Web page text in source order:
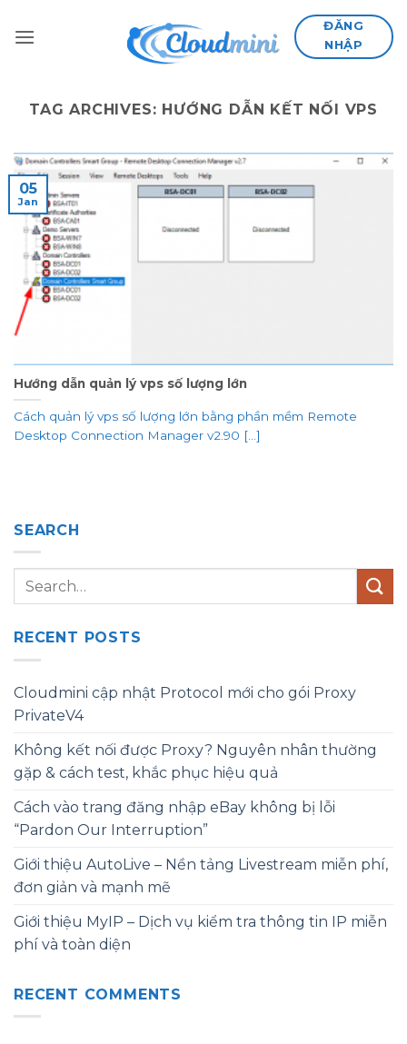
ĐĂNG
NHẬP
TAG ARCHIVES: HƯỚNG DẪN KẾT NỐI VPS
Hướng dẫn quản lý vps số lượng lớn
Cách quản lý vps số lượng lớn bằng phần mềm Remote
Desktop Connection Manager v2.90 [...]
05
Jan
SEARCH
RECENT POSTS
Cloudmini cập nhật Protocol mới cho gói Proxy
PrivateV4
Không kết nối được Proxy? Nguyên nhân thường
gặp & cách test, khắc phục hiệu quả
Cách vào trang đăng nhập eBay không bị lỗi
“Pardon Our Interruption”
Giới thiệu AutoLive – Nền tảng Livestream miễn phí,
đơn giản và mạnh mẽ
Giới thiệu MyIP – Dịch vụ kiểm tra thông tin IP miễn
phí và toàn diện
RECENT COMMENTS